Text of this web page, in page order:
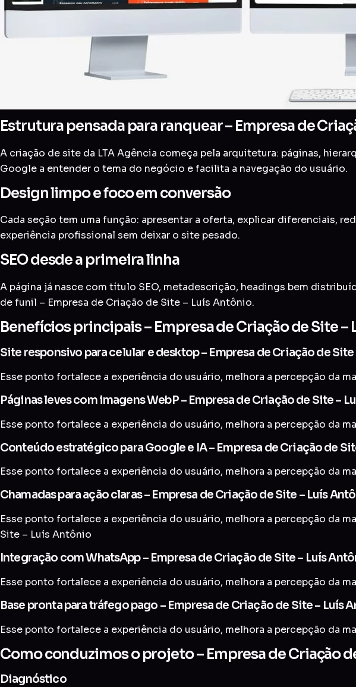
Estrutura pensada para ranquear – Empresa de
A criação de site da LTA Agência começa pela arquitetura: páginas,
Google a entender o tema do negócio e facilita a navegação do usuário.
Design limpo e foco em conversão
Cada seção tem uma função: apresentar a oferta, explicar diferenciais,
experiência profissional sem deixar o site pesado.
SEO desde a primeira linha
A página já nasce com título SEO, metadescrição, headings bem
de funil – Empresa de Criação de Site – Luís Antônio.
Benefícios principais – Empresa de Criação de Site –
Site responsivo para celular e desktop – Empresa de Criação de
Esse ponto fortalece a experiência do usuário, melhora a percepção da
Páginas leves com imagens WebP – Empresa de Criação de Site –
Esse ponto fortalece a experiência do usuário, melhora a percepção da
Conteúdo estratégico para Google e IA – Empresa de Criação de
Esse ponto fortalece a experiência do usuário, melhora a percepção da
Chamadas para ação claras – Empresa de Criação de Site – Luís
Esse ponto fortalece a experiência do usuário, melhora a percepção da
Site – Luís Antônio
Integração com WhatsApp – Empresa de Criação de Site – Luís
Esse ponto fortalece a experiência do usuário, melhora a percepção da
Base pronta para tráfego pago – Empresa de Criação de Site – Luís
Esse ponto fortalece a experiência do usuário, melhora a percepção da
Como conduzimos o projeto – Empresa de Criação
Diagnóstico